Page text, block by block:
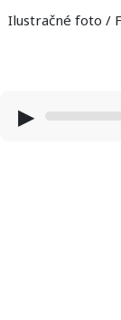
Ilustračné foto /
▶